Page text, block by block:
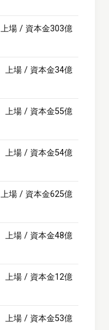
上場 / 資本金303億
上場 / 資本金34億
上場 / 資本金55億
上場 / 資本金54億
上場 / 資本金625億
上場 / 資本金48億
上場 / 資本金12億
上場 / 資本金53億